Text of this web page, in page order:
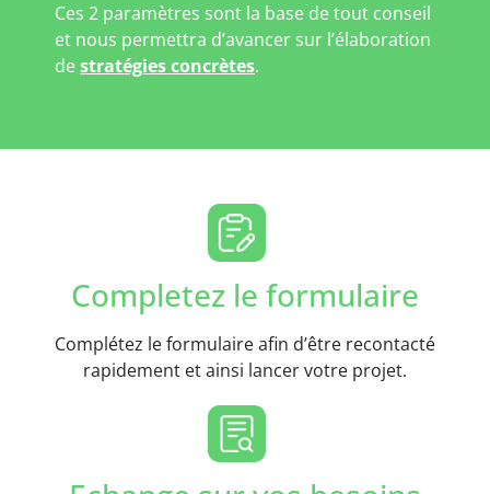
Ces 2 paramètres sont la base de tout conseil
et nous permettra d’avancer sur l’élaboration
destratégies concrètes.
Completez le formulaire
Complétez le formulaire afin d’être recontacté
rapidement et ainsi lancer votre projet.